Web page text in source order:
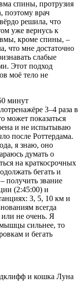
спины, протрузия
поэтому врач
решила, что
уже вернусь к
кроме спины, –
что мне достаточно
слабые
Этот подход
моё тело не
минут
3–4 раза в
может показаться
и не испытываю
после Роттердама.
я знаю, оно
думать о
на краткосрочных
бегать и
получить звание
(2:45:00) и
3, 5, 10 км и
всегда
или не очень. Я
мышцы сильнее, то
и бегать
и кошка Луна